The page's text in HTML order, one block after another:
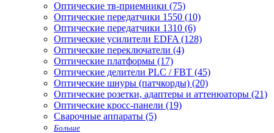
Оптические тв-приемники (75)
Оптические передатчики 1550 (10)
Оптические передатчики 1310 (6)
Оптические усилители EDFA (128)
Оптические переключатели (4)
Оптические платформы (17)
Оптические делители PLC / FBT (45)
Оптические шнуры (патчкорды) (20)
Оптические розетки, адаптеры и аттенюаторы (21)
Оптические кросс-панели (19)
Сварочные аппараты (5)
Больше